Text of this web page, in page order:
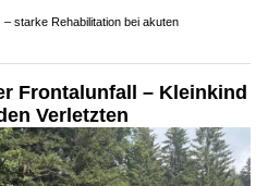
starke Rehabilitation bei akuten
Frontalunfall – Kleinkind
Verletzten